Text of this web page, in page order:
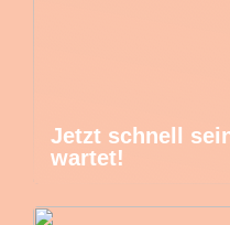
Jetzt schnell
wartet!